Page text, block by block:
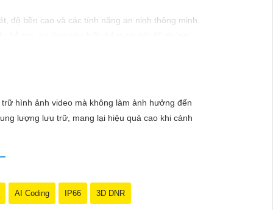
độ bền cao và các tính năng an ninh thông minh.
hình ảnh video mà không làm ảnh hưởng đến
lượng lưu trữ, mang lại hiệu quả cao khi cảnh
AI Coding IP66 3D DNR